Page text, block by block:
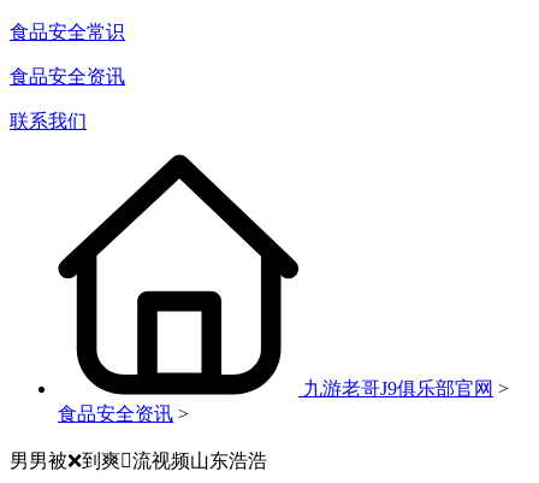
食品安全常识
食品安全资讯
联系我们
九游老哥J9俱乐部官网 >
食品安全资讯 >
男男被❌到爽流视频山东浩浩